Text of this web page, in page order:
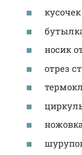
носик
отрез